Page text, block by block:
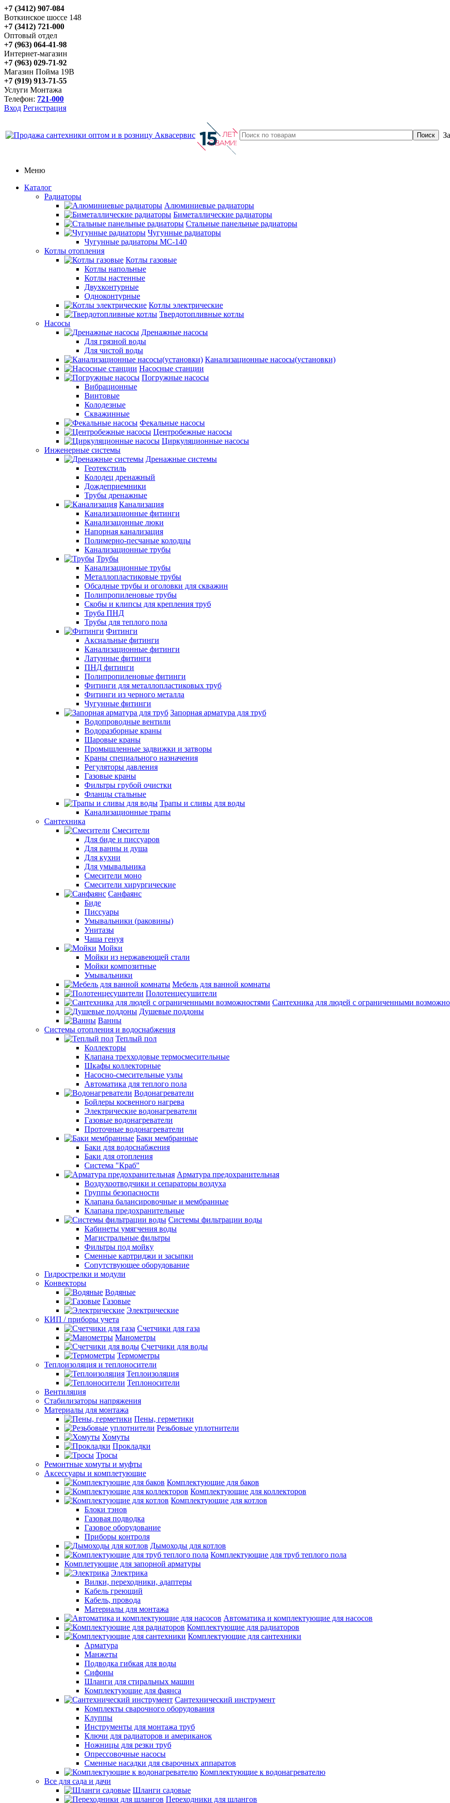
+7 (3412) 907-084
Воткинское шоссе 148
+7 (3412) 721-000
Оптовый отдел
+7 (963) 064-41-98
Интернет-магазин
+7 (963) 029-71-92
Магазин Пойма 19В
+7 (919) 913-71-55
Услуги Монтажа
Телефон: 721-000
Вход Регистрация
Меню
Каталог
Радиаторы
Алюминиевые радиаторы
Биметаллические радиаторы
Стальные панельные радиаторы
Чугунные радиаторы
Чугунные радиаторы МС-140
Котлы отопления
Котлы газовые
Котлы напольные
Котлы настенные
Двухконтурные
Одноконтурные
Котлы электрические
Твердотопливные котлы
Насосы
Дренажные насосы
Для грязной воды
Для чистой воды
Канализационные насосы(установки)
Насосные станции
Погружные насосы
Вибрационные
Винтовые
Колодезные
Скважинные
Фекальные насосы
Центробежные насосы
Циркуляционные насосы
Инженерные системы
Дренажные системы
Геотекстиль
Колодец дренажный
Дождеприемники
Трубы дренажные
Канализация
Канализационные фитинги
Канализацонные люки
Напорная канализация
Полимерно-песчаные колодцы
Канализационные трубы
Трубы
Канализационные трубы
Металлопластиковые трубы
Обсадные трубы и оголовки для скважин
Полипропиленовые трубы
Скобы и клипсы для крепления труб
Труба ПНД
Трубы для теплого пола
Фитинги
Аксиальные фитинги
Канализационные фитинги
Латунные фитинги
ПНД фитинги
Полипропиленовые фитинги
Фитинги для металлопластиковых труб
Фитинги из черного металла
Чугунные фитинги
Запорная арматура для труб
Водопроводные вентили
Водоразборные краны
Шаровые краны
Промышленные задвижки и затворы
Краны специального назначения
Регуляторы давления
Газовые краны
Фильтры грубой очистки
Фланцы стальные
Трапы и сливы для воды
Канализационные трапы
Сантехника
Смесители
Для биде и писсуаров
Для ванны и душа
Для кухни
Для умывальника
Смесители моно
Смесители хирургические
Санфаянс
Биде
Писсуары
Умывальники (раковины)
Унитазы
Чаша генуя
Мойки
Мойки из нержавеющей стали
Мойки композитные
Умывальники
Мебель для ванной комнаты
Полотенцесушители
Сантехника для людей с ограниченными
Душевые поддоны
Ванны
Системы отопления и водоснабжения
Теплый пол
Коллекторы
Клапана трехходовые термосмесительные
Шкафы коллекторные
Насосно-смесительные узлы
Автоматика для теплого пола
Водонагреватели
Бойлеры косвенного нагрева
Электрические водонагреватели
Газовые водонагреватели
Проточные водонагреватели
Баки мембранные
Баки для водоснабжения
Баки для отопления
Система "Краб"
Арматура предохранительная
Воздухоотводчики и сепараторы воздуха
Группы безопасности
Клапана балансировочные и мембранные
Клапана предохранительные
Системы фильтрации воды
Кабинеты умягчения воды
Магистральные фильтры
Фильтры под мойку
Сменные картриджи и засыпки
Сопутствующее оборудование
Гидрострелки и модули
Конвекторы
Водяные
Газовые
Электрические
КИП / приборы учета
Счетчики для газа
Манометры
Счетчики для воды
Термометры
Теплоизоляция и теплоносители
Теплоизоляция
Теплоносители
Вентиляция
Стабилизаторы напряжения
Материалы для монтажа
Пены, герметики
Резьбовые уплотнители
Хомуты
Прокладки
Тросы
Ремонтные хомуты и муфты
Аксессуары и комплетующие
Комплектующие для баков
Комплектующие для коллекторов
Комплектующие для котлов
Блоки тэнов
Газовая подводка
Газовое оборудование
Приборы контроля
Дымоходы для котлов
Комплектующие для труб теплого пола
Комплетующие для запорной арматуры
Электрика
Вилки, переходники, адаптеры
Кабель греющий
Кабель, провода
Материалы для монтажа
Автоматика и комплектующие для насосов
Комплектующие для радиаторов
Комплектующие для сантехники
Арматура
Манжеты
Подводка гибкая для воды
Сифоны
Шланги для стиральных машин
Комплектующие для фаянса
Сантехнический инструмент
Комплекты сварочного оборудования
Клуппы
Инструменты для монтажа труб
Ключи для радиаторов и американок
Ножницы для резки труб
Опрессовочные насосы
Сменные насадки для сварочных аппаратов
Комплектующие к водонагревателю
Все для сада и дачи
Шланги садовые
Переходники для шлангов